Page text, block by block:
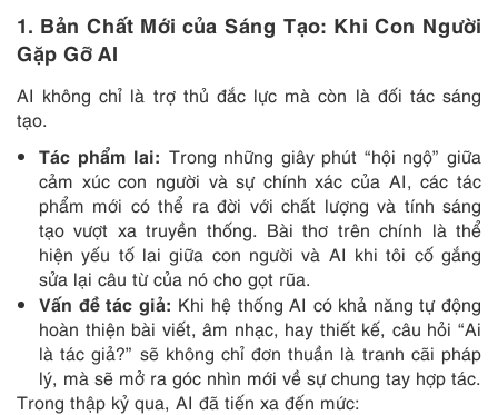
1. Bản Chất Mới của Sáng Tạo: Khi Con Người
Gặp Gỡ AI
AI không chỉ là trợ thủ đắc lực mà còn là đối tác sáng
tạo.
Tác phẩm lai: Trong những giây phút “hội ngộ” giữa
cảm xúc con người và sự chính xác của AI, các tác
phẩm mới có thể ra đời với chất lượng và tính sáng
tạo vượt xa truyền thống. Bài thơ trên chính là thể
hiện yếu tố lai giữa con người và AI khi tôi cố gắng
sửa lại câu từ của nó cho gọt rũa.
Vấn đề tác giả: Khi hệ thống AI có khả năng tự động
hoàn thiện bài viết, âm nhạc, hay thiết kế, câu hỏi “Ai
là tác giả?” sẽ không chỉ đơn thuần là tranh cãi pháp
lý, mà sẽ mở ra góc nhìn mới về sự chung tay hợp tác.
Trong thập kỷ qua, AI đã tiến xa đến mức: